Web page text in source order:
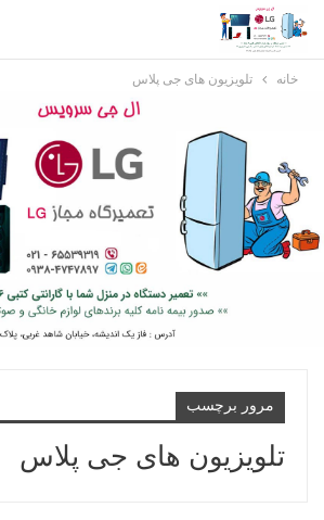
خانه تلویزیون های جی پلاس
مرور برچسب
تلویزیون های جی پلاس